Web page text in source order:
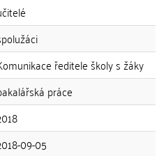
ředitele školy s žáky
práce
09-05